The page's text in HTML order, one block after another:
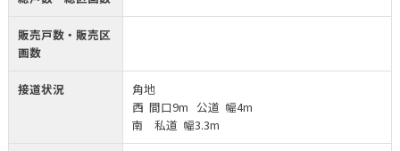
販売戸数・販売区
画数
接道状況
角地
西 間口9m 公道 幅4m
南 私道 幅3.3m